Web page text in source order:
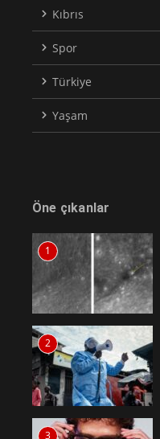
Kıbrıs
Spor
Türkiye
Yaşam
Öne çıkanlar
1
2
3